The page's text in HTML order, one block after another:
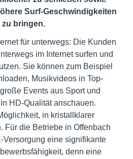
Surf-Geschwindigkeiten
zu bringen.
für unterwegs: Die Kunden
im Internet surfen und
Sie können zum Beispiel
Musikvideos in Top-
Events aus Sport und
HD-Qualität anschauen.
in kristallklarer
Für die Betriebe in Offenbach
Versorgung eine signifikante
denn eine